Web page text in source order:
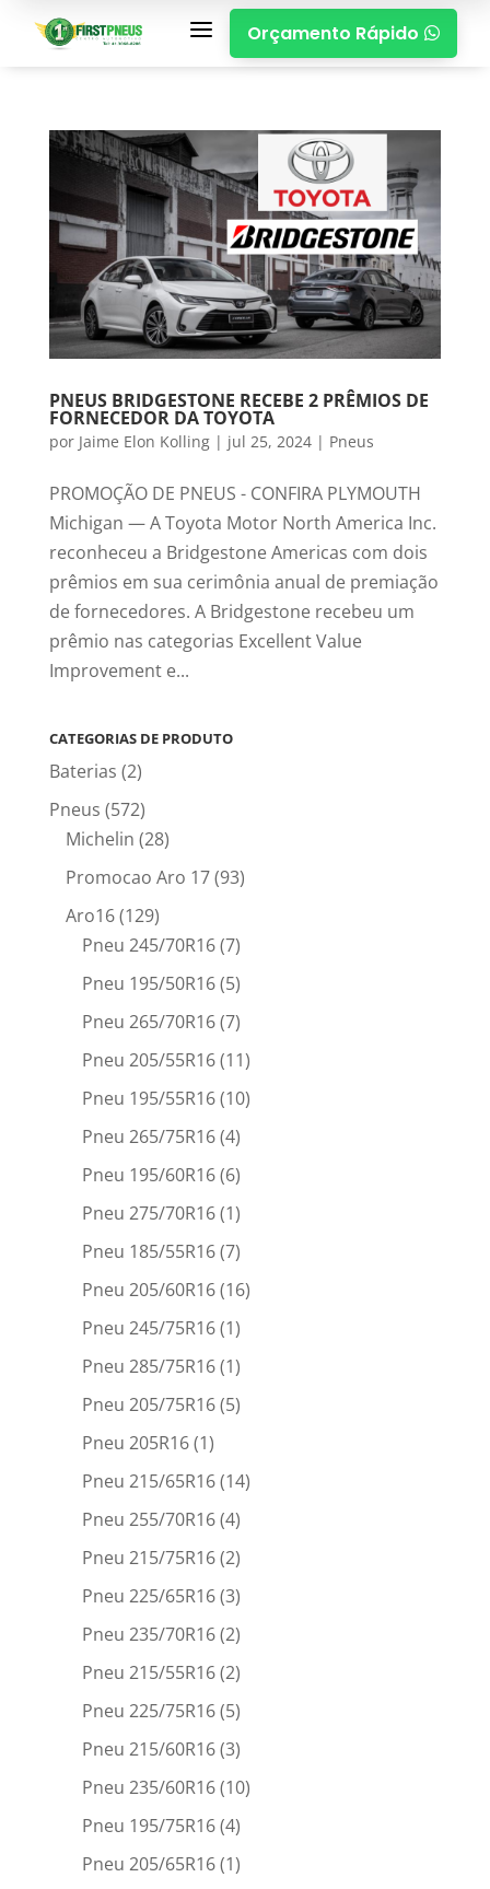
a Orçamento Rápido 
PNEUS BRIDGESTONE RECEBE 2 PRÊMIOS DE
FORNECEDOR DA TOYOTA
por Jaime Elon Kolling| jul 25, 2024| Pneus
PROMOÇÃO DE PNEUS - CONFIRA PLYMOUTH
Michigan — A Toyota Motor North America Inc.
reconheceu a Bridgestone Americas com dois
prêmios em sua cerimônia anual de premiação
de fornecedores. A Bridgestone recebeu um
prêmio nas categorias Excellent Value
Improvement e...
CATEGORIAS DE PRODUTO
Baterias (2)
Pneus (572)
Michelin (28)
Promocao Aro 17(93)
Aro16(129)
Pneu 245/70R16(7)
Pneu 195/50R16(5)
Pneu 265/70R16(7)
Pneu 205/55R16(11)
Pneu 195/55R16(10)
Pneu 265/75R16(4)
Pneu 195/60R16(6)
Pneu 275/70R16(1)
Pneu 185/55R16(7)
Pneu 205/60R16(16)
Pneu 245/75R16(1)
Pneu 285/75R16(1)
Pneu 205/75R16(5)
Pneu 205R16(1)
Pneu 215/65R16(14)
Pneu 255/70R16(4)
Pneu 215/75R16(2)
Pneu 225/65R16(3)
Pneu 235/70R16(2)
Pneu 215/55R16(2)
Pneu 225/75R16(5)
Pneu 215/60R16(3)
Pneu 235/60R16(10)
Pneu 195/75R16(4)
Pneu 205/65R16(1)